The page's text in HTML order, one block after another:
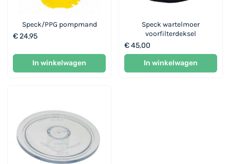
Speck/PPG pompmand
€ 24,95
In winkelwagen
Speck wartelmoer
voorfilterdeksel
€ 45,00
In winkelwagen